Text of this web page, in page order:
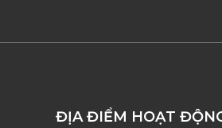
ĐỊA ĐIỂM HOẠT